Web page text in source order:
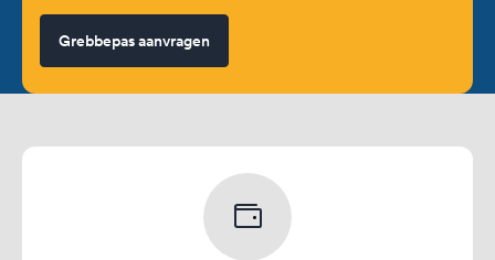
Grebbepas aanvragen